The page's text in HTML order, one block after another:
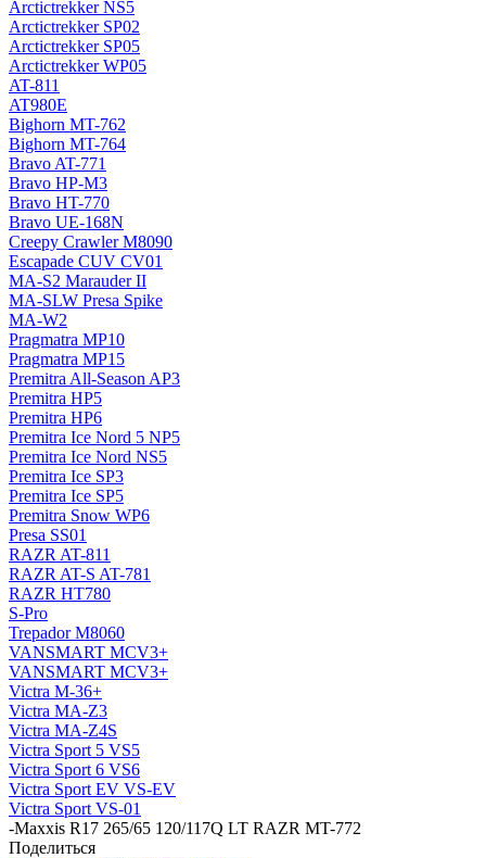
Arctictrekker NS5
Arctictrekker SP02
Arctictrekker SP05
Arctictrekker WP05
AT-811
AT980E
Bighorn MT-762
Bighorn MT-764
Bravo AT-771
Bravo HP-M3
Bravo HT-770
Bravo UE-168N
Creepy Crawler M8090
Escapade CUV CV01
MA-S2 Marauder II
MA-SLW Presa Spike
MA-W2
Pragmatra MP10
Pragmatra MP15
Premitra All-Season AP3
Premitra HP5
Premitra HP6
Premitra Ice Nord 5 NP5
Premitra Ice Nord NS5
Premitra Ice SP3
Premitra Ice SP5
Premitra Snow WP6
Presa SS01
RAZR AT-811
RAZR AT-S AT-781
RAZR HT780
S-Pro
Trepador M8060
VANSMART MCV3+
VANSMART MCV3+
Victra M-36+
Victra MA-Z3
Victra MA-Z4S
Victra Sport 5 VS5
Victra Sport 6 VS6
Victra Sport EV VS-EV
Victra Sport VS-01
-Maxxis R17 265/65 120/117Q LT RAZR MT-772
Поделиться